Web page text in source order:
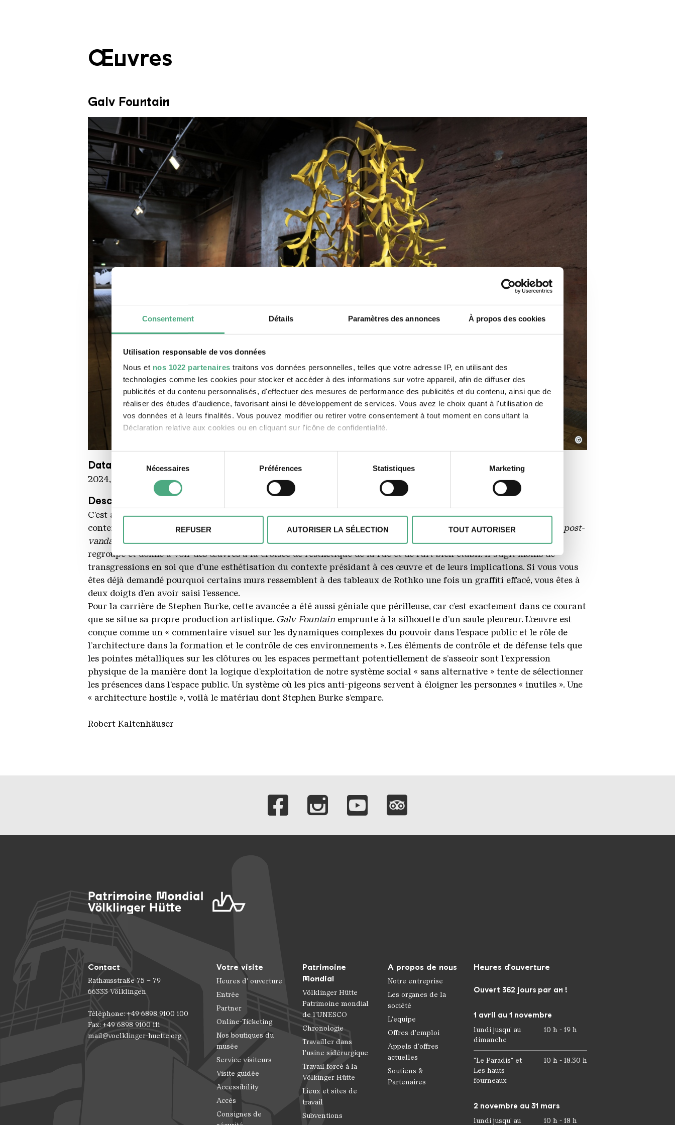
Consentement Détails Paramètres des annonces À propos des cookies
Utilisation responsable de vos données
Nous et nos 1022 partenaires traitons vos données personnelles, telles que votre adresse IP, en utilisant des
technologies comme les cookies pour stocker et accéder à des informations sur votre appareil, afin de diffuser des
publicités et du contenu personnalisés, d'effectuer des mesures de performance des publicités et du contenu, ainsi que de
réaliser des études d’audience, favorisant ainsi le développement de services. Vous avez le choix quant à l'utilisation de
vos données et à leurs finalités. Vous pouvez modifier ou retirer votre consentement à tout moment en consultant la
Déclaration relative aux cookies ou en cliquant sur l'icône de confidentialité.
Si vous le permettez, nous aimerions également :
Collecter des informations sur votre localisation géographique qui peuvent être précises à plusieurs mètres près
Identifier votre appareil en l'analysant activement pour en relever les caractéristiques spécifiques (empreintes
digitales).
Détails ». Vous pouvez modifier ou retirer votre consentement à tout moment à partir de la déclaration sur les cookies.
notre site avec nos partenaires de médias sociaux, de publicité et d'analyse. Nos partenaires peuvent combiner ces
informations avec d'autres données que vous leur avez fournies ou qu'ils ont collectées dans le cadre de votre utilisation
des services.
consentement
Nécessaires Préférences Statistiques Marketing
REFUSER AUTORISER LA SÉLECTION TOUT AUTORISER
Œuvres
Galv Fountain
Stephen Burke KHV kompr
Copyright: Karl Henirich Veith
©
Datation
2024, in situ
Dimensions
Höhe 2,6 m
Description
C’est à peine exagérer que de dire que Stephen Burke a créé, quasiment à lui seul, un mouvement artistique
contemporain international. Animateur d’un compte sur les réseaux sociaux, c’est lui qui a popularisé le terme de
post-
vandalisme. Une notion qui, selon la critique Larissa Kikol, « aurait dû s’imposer depuis longtemps ». Ce concept
regroupe et donne à voir des œuvres à la croisée de l’esthétique de la rue et de l’art bien établi. Il s’agit moins de
transgressions en soi que d’une esthétisation du contexte présidant à ces œuvre et de leurs implications. Si vous vous
êtes déjà demandé pourquoi certains murs ressemblent à des tableaux de Rothko une fois un graffiti effacé, vous êtes à
deux doigts d’en avoir saisi l’essence.
Pour la carrière de Stephen Burke, cette avancée a été aussi géniale que périlleuse, car c’est exactement dans ce courant
que se situe sa propre production artistique. Galv Fountain emprunte à la silhouette d’un saule pleureur. L’œuvre est
conçue comme un « commentaire visuel sur les dynamiques complexes du pouvoir dans l’espace public et le rôle de
l’architecture dans la formation et le contrôle de ces environnements ». Les éléments de contrôle et de défense tels que
les pointes métalliques sur les clôtures ou les espaces permettant potentiellement de s’asseoir sont l’expression
physique de la manière dont la logique d’exploitation de notre système social « sans alternative » tente de sélectionner
les présences dans l’espace public. Un système où les pics anti-pigeons servent à éloigner les personnes « inutiles ». Une
« architecture hostile », voilà le matériau dont Stephen Burke s’empare.
Robert Kaltenhäuser
Liens vers nos canaux de médias
Contact
Rathausstraße 75 – 79
66333 Völklingen
Téléphone: +49 6898 9100 100
Fax: +49 6898 9100 111
mail@voelklinger-huette.org
Votre visite
Heures d' ouverture
Entrée
Partner
Online-Ticketing
Nos boutiques du
musée
Service visiteurs
Visite guidée
Accessibility
Accès
Consignes de
Patrimoine
Mondial
Völklinger Hütte
Patrimoine mondial
de l'UNESCO
Chronologie
Travailler dans
l'usine sidérurgique
Travail forcé à la
Völkinger Hütte
Lieux et sites de
travail
Subventions
A propos de nous
Notre entreprise
Les organes de la
société
L'equipe
Offres d'emploi
Appels d'offres
actuelles
Soutiens &
Partenaires
Heures d'ouverture
Ouvert 362 jours par an !
1 avril au 1 novembre
lundi jusqu' au
dimanche
10 h - 19 h
"Le Paradis" et
Les hauts
fourneaux
10 h - 18.30 h
2 novembre au 31 mars
lundi jusqu' au 10 h - 18 h